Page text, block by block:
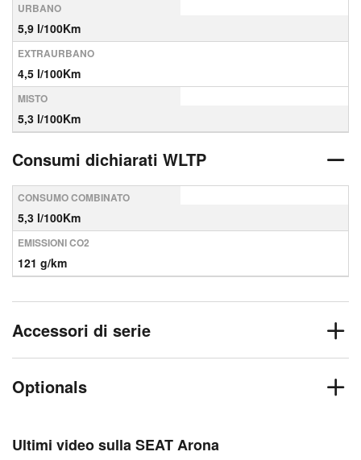
URBANO
5,9 l/100Km
EXTRAURBANO
4,5 l/100Km
MISTO
5,3 l/100Km
Consumi dichiarati WLTP
CONSUMO COMBINATO
5,3 l/100Km
EMISSIONI CO2
121 g/km
Accessori di serie
Optionals
Ultimi video sulla SEAT Arona